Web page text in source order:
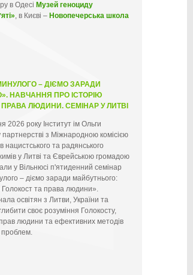
в Одесі Музей геноциду
, в Києві – Новопечерська школа
– ДІЄМО ЗАРАДИ
НАВЧАННЯ ПРО ІСТОРІЮ
ПРАВА ЛЮДИНИ. СЕМІНАР У ЛИТВІ
2026 року Інститут ім Ольги
партнерстві з Міжнародною комісією
нацистського та радянського
у Литві та Єврейською громадою
у Вільнюсі п'ятиденний семінар
– діємо заради майбутнього:
та права людини».
освітян з Литви, України та
своє розуміння Голокосту,
людини та ефективних методів
проблем.